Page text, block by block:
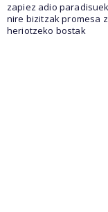
zapiez adio
nire bizitzak promesa
heriotzeko bostak